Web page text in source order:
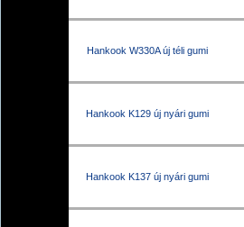
Hankook W330A új téli gumi
Hankook K129 új nyári gumi
Hankook K137 új nyári gumi